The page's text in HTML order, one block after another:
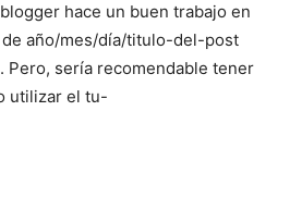
hace un buen trabajo en
año/mes/día/titulo-del-post
Pero, sería recomendable tener
utilizar el tu-